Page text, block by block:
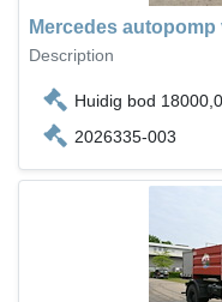
Mercedes
Description
Huidig bod
2026335-003